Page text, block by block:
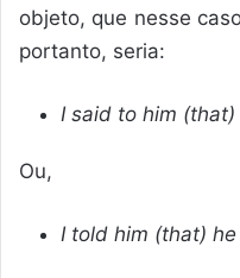
objeto, que nesse
portanto, seria:
I said to him (that)
Ou,
I told him (that) he